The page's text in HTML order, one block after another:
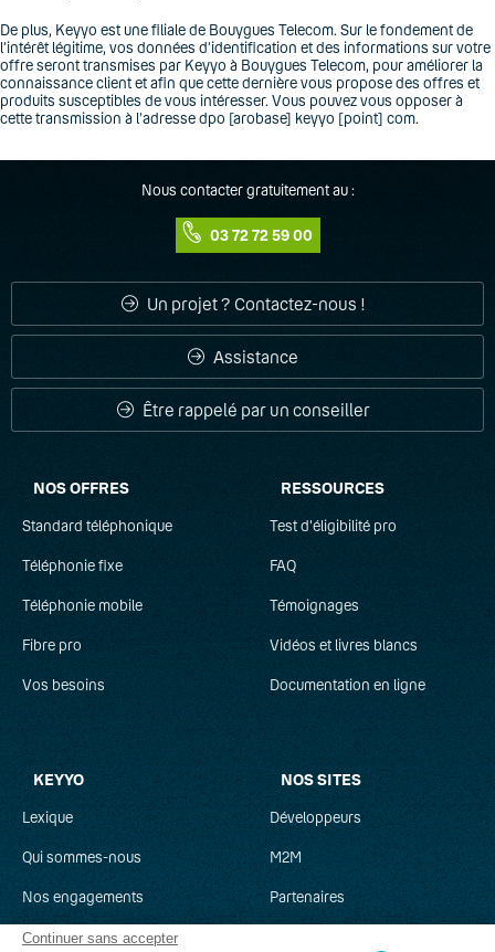
Continuer sans accepter
De plus, Keyyo est une filiale de Bouygues Telecom. Sur le fondement de
l’intérêt légitime, vos données d’identification et des informations sur votre
offre seront transmises par Keyyo à Bouygues Telecom, pour améliorer la
connaissance client et afin que cette dernière vous propose des offres et
produits susceptibles de vous intéresser. Vous pouvez vous opposer à
cette transmission à l’adresse dpo [arobase] keyyo [point] com.
Nous contacter gratuitement au :
03 72 72 59 00
Un projet ? Contactez-nous !
Assistance
Être rappelé par un conseiller
NOS OFFRES
Standard téléphonique
Téléphonie fixe
Téléphonie mobile
Fibre pro
Vos besoins
RESSOURCES
Test d'éligibilité pro
FAQ
Témoignages
Vidéos et livres blancs
Documentation en ligne
KEYYO
Lexique
Qui sommes-nous
Nos engagements
Recrutement
NOS SITES
Développeurs
M2M
Partenaires